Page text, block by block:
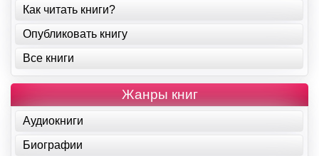
Как читать книги?
Опубликовать книгу
Все книги
Жанры книг
Аудиокниги
Биографии